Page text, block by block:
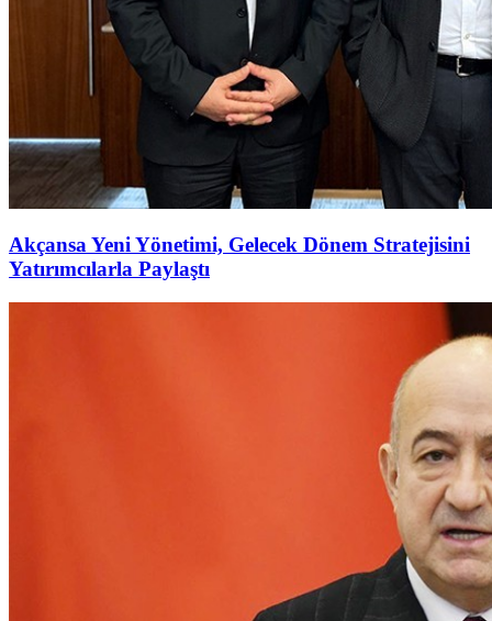
Akçansa Yeni Yönetimi, Gelecek Dönem Stratejisini
Yatırımcılarla Paylaştı